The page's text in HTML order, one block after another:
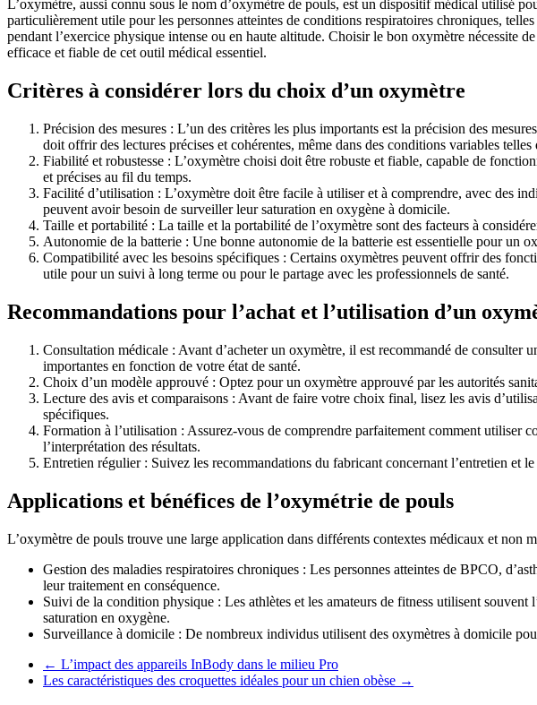
L’oxymètre, aussi connu sous le nom d’oxymètre de pouls, est un dispositif médical utilisé
particulièrement utile pour les personnes atteintes de conditions respiratoires chroniques,
pendant l’exercice physique intense ou en haute altitude. Choisir le bon oxymètre nécessite
efficace et fiable de cet outil médical essentiel.
Critères à considérer lors du choix d’un oxymètre
Précision des mesures : L’un des critères les plus importants est la précision des
doit offrir des lectures précises et cohérentes, même dans des conditions variables
Fiabilité et robustesse : L’oxymètre choisi doit être robuste et fiable, capable de
et précises au fil du temps.
Facilité d’utilisation : L’oxymètre doit être facile à utiliser et à comprendre, avec des
peuvent avoir besoin de surveiller leur saturation en oxygène à domicile.
Taille et portabilité : La taille et la portabilité de l’oxymètre sont des facteurs à
Autonomie de la batterie : Une bonne autonomie de la batterie est essentielle pour un
Compatibilité avec les besoins spécifiques : Certains oxymètres peuvent offrir des
utile pour un suivi à long terme ou pour le partage avec les professionnels de santé.
Recommandations pour l’achat et l’utilisation d’un
Consultation médicale : Avant d’acheter un oxymètre, il est recommandé de consulter
importantes en fonction de votre état de santé.
Choix d’un modèle approuvé : Optez pour un oxymètre approuvé par les autorités
Lecture des avis et comparaisons : Avant de faire votre choix final, lisez les avis
spécifiques.
Formation à l’utilisation : Assurez-vous de comprendre parfaitement comment utiliser
l’interprétation des résultats.
Entretien régulier : Suivez les recommandations du fabricant concernant l’entretien et
Applications et bénéfices de l’oxymétrie de pouls
L’oxymètre de pouls trouve une large application dans différents contextes médicaux et non
Gestion des maladies respiratoires chroniques : Les personnes atteintes de BPCO,
leur traitement en conséquence.
Suivi de la condition physique : Les athlètes et les amateurs de fitness utilisent
saturation en oxygène.
Surveillance à domicile : De nombreux individus utilisent des oxymètres à domicile
← L’impact des appareils InBody dans le milieu Pro
Les caractéristiques des croquettes idéales pour un chien obèse →